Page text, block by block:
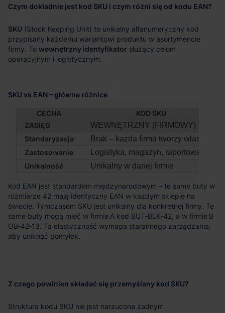
Czym dokładnie jest kod SKU i czym różni się od kodu EAN?
SKU (Stock Keeping Unit) to unikalny alfanumeryczny kod
przypisany każdemu wariantowi produktu w asortymencie
firmy. To wewnętrzny identyfikator służący celom
operacyjnym i logistycznym.
SKU vs EAN – główne różnice
CECHA
KOD SKU
ZASIĘG
WEWNĘTRZNY (FIRMOWY)
Standaryzacja
Brak – każda firma tworzy własny
Zastosowanie
Logistyka, magazyn, raportowanie
Unikalność
Unikalny w danej firmie
Kod EAN jest standardem międzynarodowym – te same buty w
rozmiarze 42 mają identyczny EAN w każdym sklepie na
świecie. Tymczasem SKU jest unikalny dla konkretnej firmy. Te
same buty mogą mieć w firmie A kod BUT‑BLK‑42, a w firmie B
OB‑42‑13. Ta elastyczność wymaga starannego zarządzania,
aby uniknąć pomyłek.
Z czego powinien składać się przemyślany kod SKU?
Struktura kodu SKU nie jest narzucona żadnym